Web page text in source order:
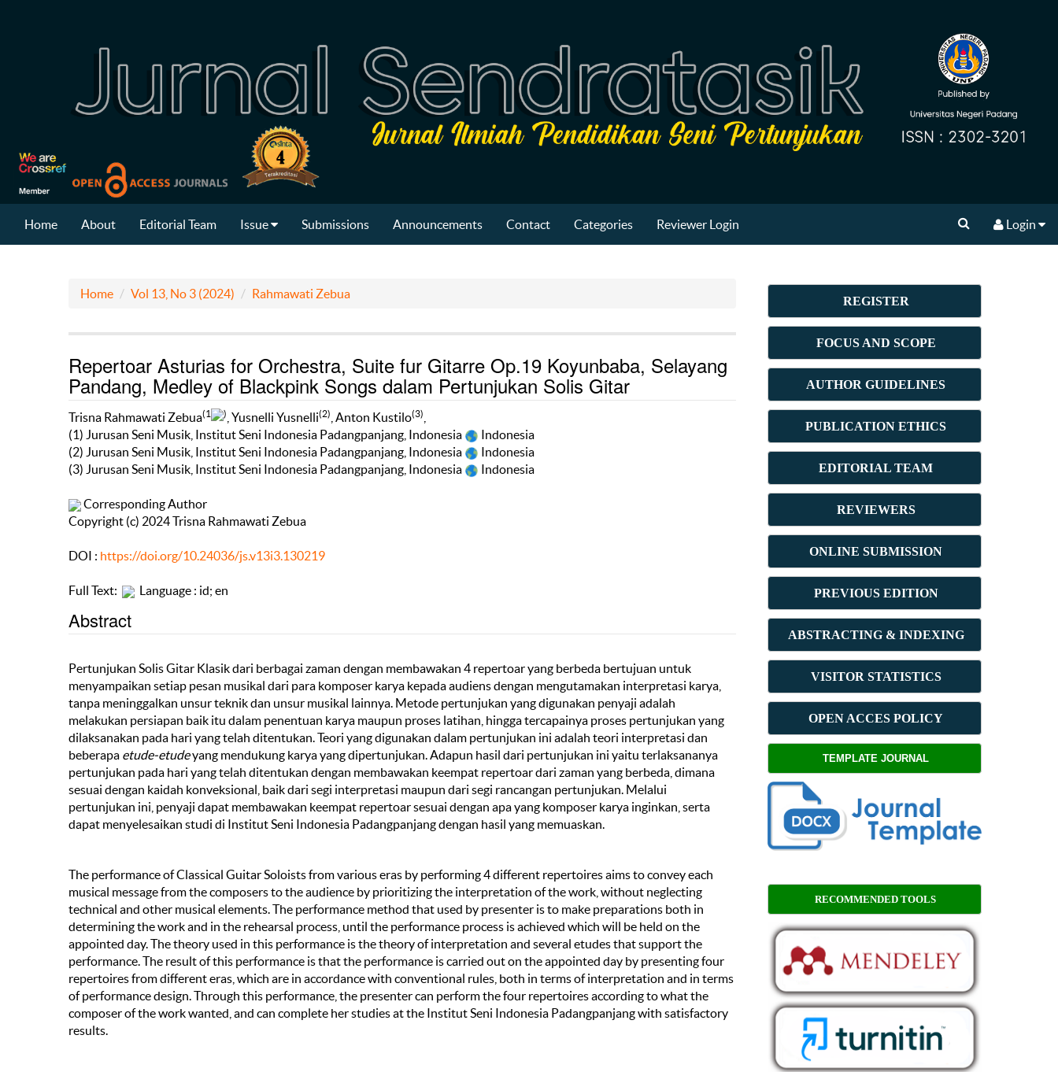
Home About Editorial Team Issue Submissions Announcements Contact Categories Reviewer Login Login
Home Vol 13, No 3 (2024) Rahmawati Zebua
Repertoar Asturias for Orchestra, Suite fur Gitarre Op.19 Koyunbaba, Selayang
Pandang, Medley of Blackpink Songs dalam Pertunjukan Solis Gitar
Trisna Rahmawati Zebua(1 ) , Yusnelli Yusnelli(2) , Anton Kustilo(3)
(1) Jurusan Seni Musik, Institut Seni Indonesia Padangpanjang, Indonesia
Indonesia
(2) Jurusan Seni Musik, Institut Seni Indonesia Padangpanjang, Indonesia
Indonesia
(3) Jurusan Seni Musik, Institut Seni Indonesia Padangpanjang, Indonesia
Indonesia
Corresponding Author
Copyright (c) 2024 Trisna Rahmawati Zebua
DOI : https://doi.org/10.24036/js.v13i3.130219
Full Text: Language : id; en
Abstract
Pertunjukan Solis Gitar Klasik dari berbagai zaman dengan membawakan 4 repertoar yang berbeda bertujuan untuk
menyampaikan setiap pesan musikal dari para komposer karya kepada audiens dengan mengutamakan interpretasi karya,
tanpa meninggalkan unsur teknik dan unsur musikal lainnya. Metode pertunjukan yang digunakan penyaji adalah
melakukan persiapan baik itu dalam penentuan karya maupun proses latihan, hingga tercapainya proses pertunjukan yang
dilaksanakan pada hari yang telah ditentukan. Teori yang digunakan dalam pertunjukan ini adalah teori interpretasi dan
beberapa etude-etudeyang mendukung karya yang dipertunjukan. Adapun hasil dari pertunjukan ini yaitu terlaksananya
pertunjukan pada hari yang telah ditentukan dengan membawakan keempat repertoar dari zaman yang berbeda, dimana
sesuai dengan kaidah konveksional, baik dari segi interpretasi maupun dari segi rancangan pertunjukan. Melalui
pertunjukan ini, penyaji dapat membawakan keempat repertoar sesuai dengan apa yang komposer karya inginkan, serta
dapat menyelesaikan studi di Institut Seni Indonesia Padangpanjang dengan hasil yang memuaskan.
The performance of Classical Guitar Soloists from various eras by performing 4 different repertoires aims to convey each
musical message from the composers to the audience by prioritizing the interpretation of the work, without neglecting
technical and other musical elements. The performance method that used by presenter is to make preparations both in
determining the work and in the rehearsal process, until the performance process is achieved which will be held on the
appointed day. The theory used in this performance is the theory of interpretation and several etudes that support the
performance. The result of this performance is that the performance is carried out on the appointed day by presenting four
repertoires from different eras, which are in accordance with conventional rules, both in terms of interpretation and in terms
of performance design. Through this performance, the presenter can perform the four repertoires according to what the
composer of the work wanted, and can complete her studies at the Institut Seni Indonesia Padangpanjang with satisfactory
results.
REGISTER
FOCUS AND SCOPE
AUTHOR GUIDELINES
PUBLICATION ETHICS
EDITORIAL TEAM
REVIEWERS
ONLINE SUBMISSION
PREVIOUS EDITION
ABSTRACTING & INDEXING
VISITOR STATISTICS
OPEN ACCES POLICY
TEMPLATE JOURNAL
RECOMMENDED TOOLS